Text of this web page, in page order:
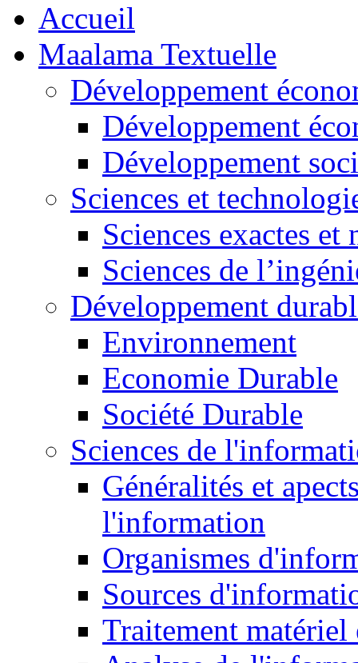
Accueil
Maalama Textuelle
Développement
Développement
Développement
Sciences et
Sciences exactes et
Sciences de
Développement
Environnement
Economie Durable
Société Durable
Sciences de
Généralités et
l'information
Organismes
Sources
Traitement matériel